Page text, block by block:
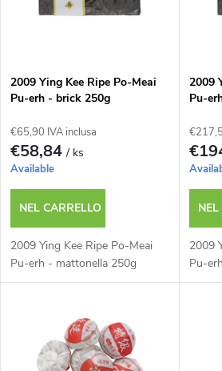
m
e
n
t
o
d
c
o
d
e
i
p
2009 Ying Kee Ripe Po-Meai
Pu-erh - brick 250g
€65,90 IVA inclusa
€58,84/ ks
Available
NEL CARRELLO
2009 Ying Kee Ripe Po-Meai
Pu-erh - mattonella 250g
2009
Pu-
2009
Pu-